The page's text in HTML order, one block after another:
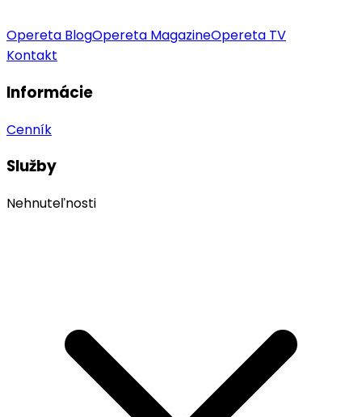
Opereta BlogOpereta MagazineOpereta TV
Kontakt
Informácie
Cenník
Služby
Nehnuteľnosti